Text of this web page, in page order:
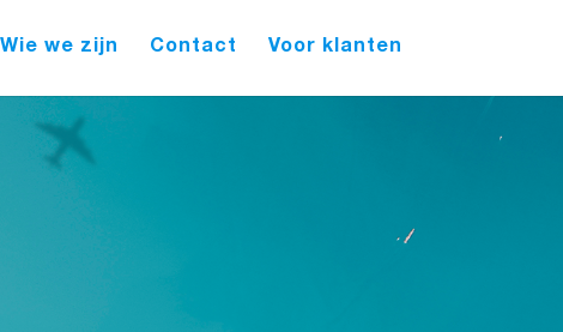
Wie we zijn Contact Voor klanten